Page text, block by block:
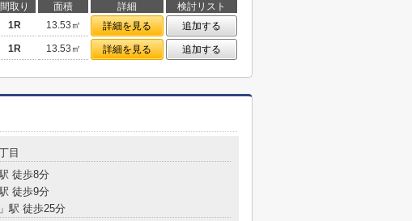
間取り 面積 詳細
検討リスト
1R 13.53㎡ 詳細を見る
追加する
1R 13.53㎡ 詳細を見る 追加する
目
徒歩8分
徒歩9分
」駅 徒歩25分